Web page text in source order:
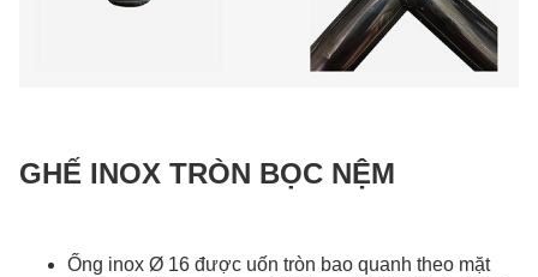
GHẾ INOX TRÒN BỌC NỆM
Ống inox Ø 16 được uốn tròn bao quanh theo mặt